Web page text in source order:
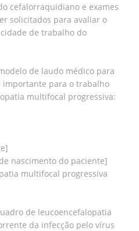
cefalorraquidiano e exames
solicitados para avaliar o
de trabalho do
de laudo médico para
para o trabalho
multifocal progressiva:
nascimento do paciente]
multifocal progressiva
de leucoencefalopatia
da infecção pelo vírus